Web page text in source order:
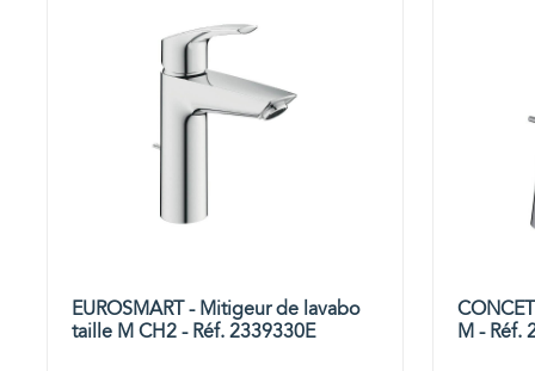
EUROSMART - Mitigeur de lavabo
taille M CH2 - Réf. 2339330E
M - Réf.